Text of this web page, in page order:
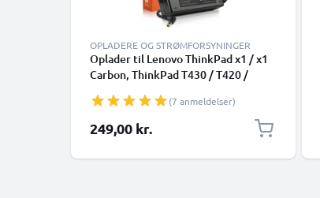
OPLADERE OG STRØMFORSYNINGER
Oplader til Lenovo ThinkPad x1 / x1
Carbon, ThinkPad T430 / T420 /
B590 Laptop / Notebook - 20V 90W
40Y7659 AC Adapter Netforsyning
2.6m Opladningskabel
(7 anmeldelser)
249,00 kr.